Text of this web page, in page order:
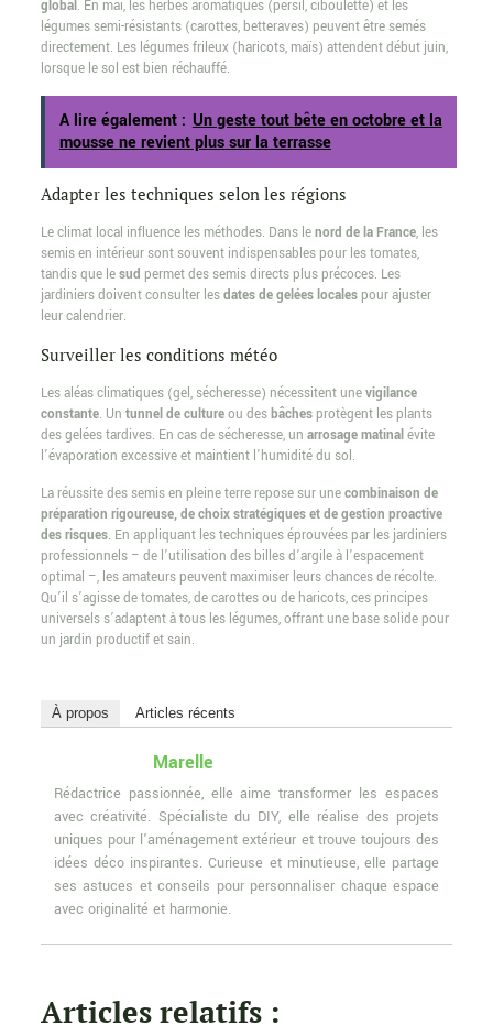
global. En mai, les herbes aromatiques (persil, ciboulette) et les
légumes semi-résistants (carottes, betteraves) peuvent être semés
directement. Les légumes frileux (haricots, maïs) attendent début juin,
lorsque le sol est bien réchauffé.
A lire également : Un geste tout bête en octobre et la
mousse ne revient plus sur la terrasse
Adapter les techniques selon les régions
Le climat local influence les méthodes. Dans lenord de la France, les
semis en intérieur sont souvent indispensables pour les tomates,
tandis que lesud permet des semis directs plus précoces. Les
jardiniers doivent consulter lesdates de gelées localespour ajuster
leur calendrier.
Surveiller les conditions météo
Les aléas climatiques (gel, sécheresse) nécessitent unevigilance
constante. Un tunnel de cultureou desbâchesprotègent les plants
des gelées tardives. En cas de sécheresse, un arrosage matinalévite
l’évaporation excessive et maintient l’humidité du sol.
La réussite des semis en pleine terre repose sur unecombinaison de
préparation rigoureuse, de choix stratégiques et de gestion proactive
des risques. En appliquant les techniques éprouvées par les jardiniers
professionnels – de l’utilisation des billes d’argile à l’espacement
optimal –, les amateurs peuvent maximiser leurs chances de récolte.
Qu’il s’agisse de tomates, de carottes ou de haricots, ces principes
universels s’adaptent à tous les légumes, offrant une base solide pour
un jardin productif et sain.
À propos Articles récents
Marelle
Rédactrice passionnée, elle aime transformer les espaces
avec créativité. Spécialiste du DIY, elle réalise des projets
uniques pour l'aménagement extérieur et trouve toujours des
idées déco inspirantes. Curieuse et minutieuse, elle partage
ses astuces et conseils pour personnaliser chaque espace
avec originalité et harmonie.
Articles relatifs :